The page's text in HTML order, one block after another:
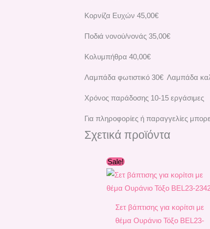
Κορνίζα Ευχών 45,00€
Ποδιά νονού/νονάς 35,00€
Κολυμπήθρα 40,00€
Λαμπάδα φωτιστικό 30€ Λαμπάδα
Χρόνος παράδοσης 10-15 εργάσιμες
Για πληροφορίες ή παραγγελίες
Σχετικά προϊόντα
Sale!
Σετ βάπτισης για κορίτσι με
θέμα Ουράνιο Τόξο ΒEL23-
was:
280,00 €.
τιμή
είναι:
245,00 €.